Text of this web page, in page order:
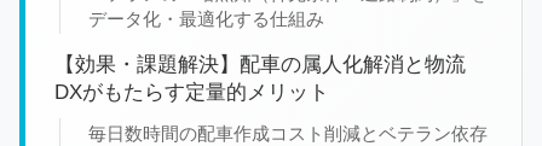
データ化・最適化する仕組み
【効果・課題解決】配車の属人化解消と物流
DXがもたらす定量的メリット
毎日数時間の配車作成コスト削減とベテラン依存